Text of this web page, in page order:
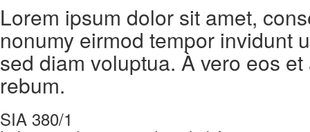
Lorem ipsum dolor sit amet,
nonumy eirmod tempor invidunt
sed diam voluptua. À vero eos
rebum.
SIA 380/1